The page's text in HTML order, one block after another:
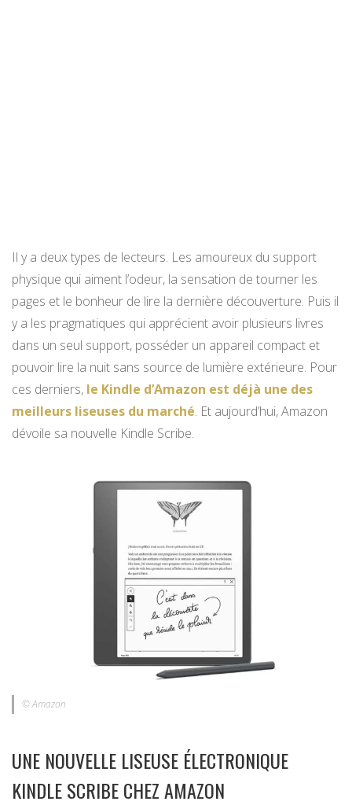
Il y a deux types de lecteurs. Les amoureux du support
physique qui aiment l’odeur, la sensation de tourner les
pages et le bonheur de lire la dernière découverture. Puis il
y a les pragmatiques qui apprécient avoir plusieurs livres
dans un seul support, posséder un appareil compact et
pouvoir lire la nuit sans source de lumière extérieure. Pour
ces derniers, le Kindle d’Amazon est déjà une des
meilleurs liseuses du marché. Et aujourd’hui, Amazon
dévoile sa nouvelle Kindle Scribe.
© Amazon
UNE NOUVELLE LISEUSE ÉLECTRONIQUE
KINDLE SCRIBE CHEZ AMAZON